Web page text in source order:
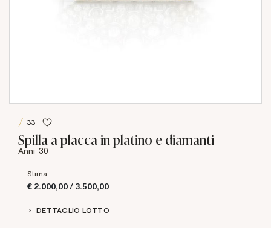
33
Spilla a placca in platino e diamanti
Anni '30
Stima
€ 2.000,00 / 3.500,00
DETTAGLIO LOTTO